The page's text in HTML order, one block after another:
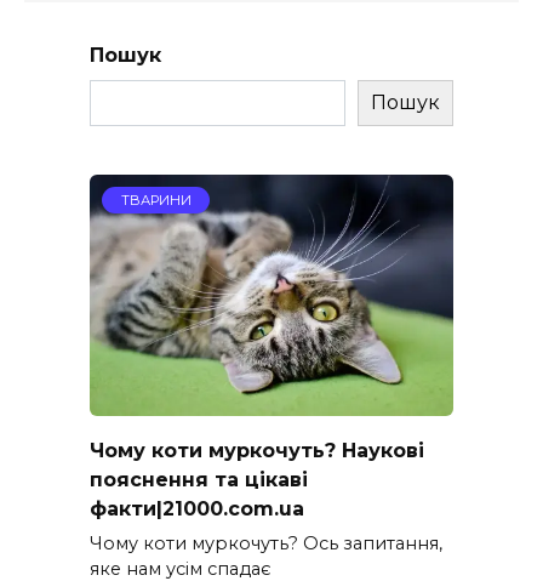
Пошук
Пошук
ТВАРИНИ
Чому коти муркочуть? Наукові
пояснення та цікаві
факти|21000.com.ua
Чому коти муркочуть? Ось запитання,
яке нам усім спадає